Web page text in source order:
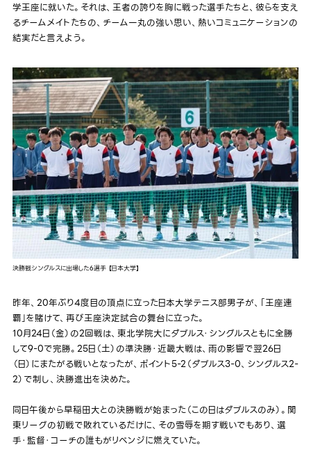
学王座に就いた。それは、王者の誇りを胸に戦った選手たちと、彼らを支え
るチームメイトたちの、チーム一丸の強い思い、熱いコミュニケーションの
結実だと言えよう。
決勝戦シングルスに出場した6選手 【日本大学】
昨年、20年ぶり4度目の頂点に立った日本大学テニス部男子が、「王座連
覇」を賭けて、再び王座決定試合の舞台に立った。
10月24日（金）の2回戦は、東北学院大にダブルス・シングルスともに全勝
して9-0で完勝。25日（土）の準決勝・近畿大戦は、雨の影響で翌26日
（日）にまたがる戦いとなったが、ポイント5-2（ダブルス3-0、シングルス2-
2）で制し、決勝進出を決めた。
同日午後から早稲田大との決勝戦が始まった（この日はダブルスのみ）。関
東リーグの初戦で敗れているだけに、その雪辱を期す戦いでもあり、選
手・監督・コーチの誰もがリベンジに燃えていた。